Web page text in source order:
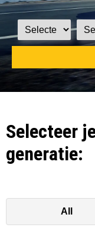
Selecteer
generatie:
All